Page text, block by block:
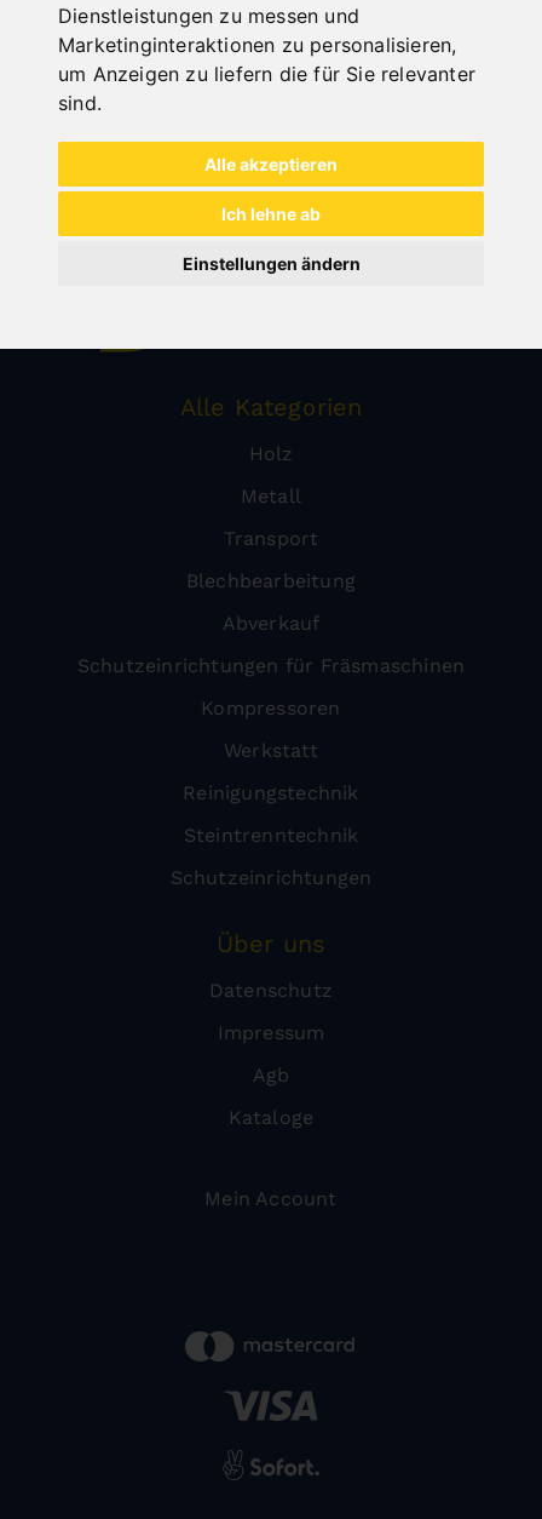
Dienstleistungen zu messen und
Marketinginteraktionen zu personalisieren,
um Anzeigen zu liefern die für Sie relevanter
sind.
Alle akzeptieren
Ich lehne ab
Einstellungen ändern
Alle Kategorien
Holz
Metall
Transport
Blechbearbeitung
Abverkauf
Schutzeinrichtungen für Fräsmaschinen
Kompressoren
Werkstatt
Reinigungstechnik
Steintrenntechnik
Schutzeinrichtungen
Über uns
Datenschutz
Impressum
Agb
Kataloge
Mein Account